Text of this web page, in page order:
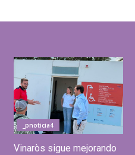
_pnoticia4
Vinaròs sigue mejorando